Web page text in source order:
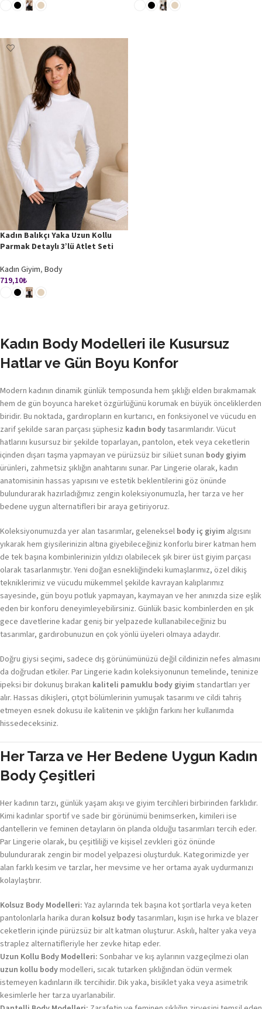
Kadın Balıkçı Yaka Uzun Kollu
Parmak Detaylı 3’lü Atlet Seti
Kadın Giyim, Body
719,10₺
Kadın Body Modelleri ile Kusursuz
Hatlar ve Gün Boyu Konfor
Modern kadının dinamik günlük temposunda hem şıklığı elden bırakmamak
hem de gün boyunca hareket özgürlüğünü korumak en büyük önceliklerden
biridir. Bu noktada, gardıropların en kurtarıcı, en fonksiyonel ve vücudu en
zarif şekilde saran parçası şüphesiz kadın bodytasarımlarıdır. Vücut
hatlarını kusursuz bir şekilde toparlayan, pantolon, etek veya ceketlerin
içinden dışarı taşma yapmayan ve pürüzsüz bir silüet sunan body giyim
ürünleri, zahmetsiz şıklığın anahtarını sunar. Par Lingerie olarak, kadın
anatomisinin hassas yapısını ve estetik beklentilerini göz önünde
bulundurarak hazırladığımız zengin koleksiyonumuzla, her tarza ve her
bedene uygun alternatifleri bir araya getiriyoruz.
Koleksiyonumuzda yer alan tasarımlar, geleneksel body iç giyim algısını
yıkarak hem giysilerinizin altına giyebileceğiniz konforlu birer katman hem
de tek başına kombinlerinizin yıldızı olabilecek şık birer üst giyim parçası
olarak tasarlanmıştır. Yeni doğan esnekliğindeki kumaşlarımız, özel dikiş
tekniklerimiz ve vücudu mükemmel şekilde kavrayan kalıplarımız
sayesinde, gün boyu potluk yapmayan, kaymayan ve her anınızda size eşlik
eden bir konforu deneyimleyebilirsiniz. Günlük basic kombinlerden en şık
gece davetlerine kadar geniş bir yelpazede kullanabileceğiniz bu
tasarımlar, gardırobunuzun en çok yönlü üyeleri olmaya adaydır.
Doğru giysi seçimi, sadece dış görünümünüzü değil cildinizin nefes almasını
da doğrudan etkiler. Par Lingerie kadın koleksiyonunun temelinde, teninize
ipeksi bir dokunuş bırakan kaliteli pamuklu body giyim standartları yer
alır. Hassas dikişleri, çıtçıt bölümlerinin yumuşak tasarımı ve cildi tahriş
etmeyen esnek dokusu ile kalitenin ve şıklığın farkını her kullanımda
hissedeceksiniz.
Her Tarza ve Her Bedene Uygun Kadın
Body Çeşitleri
Her kadının tarzı, günlük yaşam akışı ve giyim tercihleri birbirinden farklıdır.
Kimi kadınlar sportif ve sade bir görünümü benimserken, kimileri ise
dantellerin ve feminen detayların ön planda olduğu tasarımları tercih eder.
Par Lingerie olarak, bu çeşitliliği ve kişisel zevkleri göz önünde
bulundurarak zengin bir model yelpazesi oluşturduk. Kategorimizde yer
alan farklı kesim ve tarzlar, her mevsime ve her ortama ayak uydurmanızı
kolaylaştırır.
Kolsuz Body Modelleri: Yaz aylarında tek başına kot şortlarla veya keten
pantolonlarla harika duran kolsuz bodytasarımları, kışın ise hırka ve blazer
ceketlerin içinde pürüzsüz bir alt katman oluşturur. Askılı, halter yaka veya
straplez alternatifleriyle her zevke hitap eder.
Uzun Kollu Body Modelleri: Sonbahar ve kış aylarının vazgeçilmezi olan
uzun kollu bodymodelleri, sıcak tutarken şıklığından ödün vermek
istemeyen kadınların ilk tercihidir. Dik yaka, bisiklet yaka veya asimetrik
kesimlerle her tarza uyarlanabilir.